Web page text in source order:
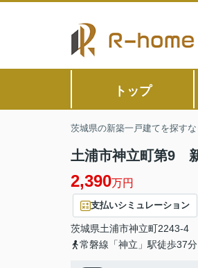
トップ
茨城県の新築一戸建てを探す
土浦市神立町第9
2,390万円
支払いシミュレーション
茨城県土浦市神立町2243-4
常磐線「神立」駅徒歩37分